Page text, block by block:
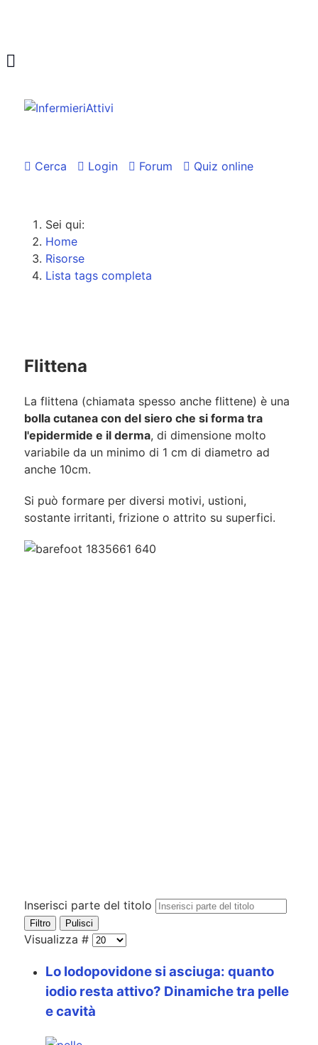
Cerca Login Forum Quiz online
Sei qui:
Home
Risorse
Lista tags completa
Flittena
La flittena (chiamata spesso anche flittene) è una
bolla cutanea con del siero che si forma tra
l'epidermide e il derma, di dimensione molto
variabile da un minimo di 1 cm di diametro ad
anche 10cm.
Si può formare per diversi motivi, ustioni,
sostante irritanti, frizione o attrito su superfici.
Inserisci parte del titolo
Filtro Pulisci
Visualizza #
Lo Iodopovidone si asciuga: quanto
iodio resta attivo? Dinamiche tra pelle
e cavità